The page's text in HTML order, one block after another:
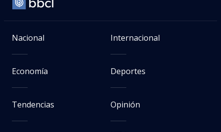
Nacional Internacional
Economía Deportes
Tendencias Opinión